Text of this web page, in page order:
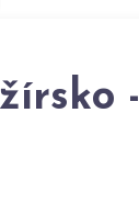
-